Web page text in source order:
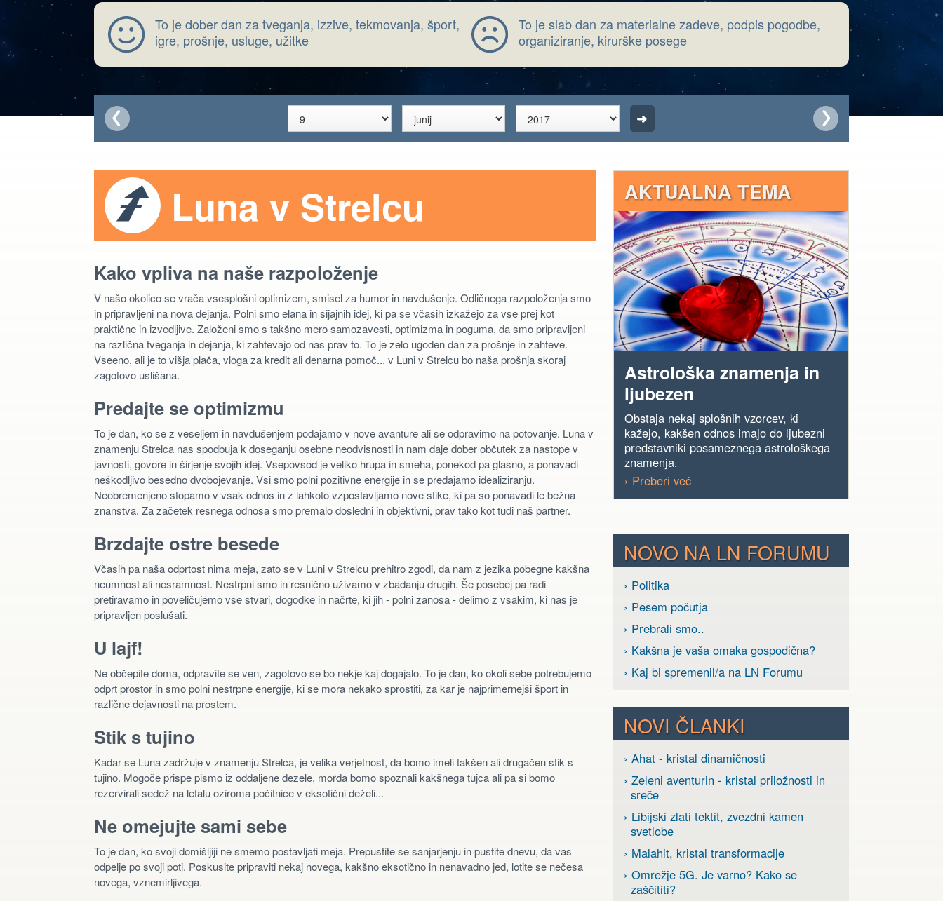
To je dober dan za tveganja, izzive, tekmovanja, šport,
igre, prošnje, usluge, užitke
To je slab dan za materialne zadeve, podpis pogodbe,
organiziranje, kirurške posege
Luna v Strelcu
Kako vpliva na naše razpoloženje
V našo okolico se vrača vsesplošni optimizem, smisel za humor in navdušenje. Odličnega razpoloženja smo
in pripravljeni na nova dejanja. Polni smo elana in sijajnih idej, ki pa se včasih izkažejo za vse prej kot
praktične in izvedljive. Založeni smo s takšno mero samozavesti, optimizma in poguma, da smo pripravljeni
na različna tveganja in dejanja, ki zahtevajo od nas prav to. To je zelo ugoden dan za prošnje in zahteve.
Vseeno, ali je to višja plača, vloga za kredit ali denarna pomoč... v Luni v Strelcu bo naša prošnja skoraj
zagotovo uslišana.
Predajte se optimizmu
To je dan, ko se z veseljem in navdušenjem podajamo v nove avanture ali se odpravimo na potovanje. Luna v
znamenju Strelca nas spodbuja k doseganju osebne neodvisnosti in nam daje dober občutek za nastope v
javnosti, govore in širjenje svojih idej. Vsepovsod je veliko hrupa in smeha, ponekod pa glasno, a ponavadi
neškodljivo besedno dvobojevanje. Vsi smo polni pozitivne energije in se predajamo idealiziranju.
Neobremenjeno stopamo v vsak odnos in z lahkoto vzpostavljamo nove stike, ki pa so ponavadi le bežna
znanstva. Za začetek resnega odnosa smo premalo dosledni in objektivni, prav tako kot tudi naš partner.
Brzdajte ostre besede
Včasih pa naša odprtost nima meja, zato se v Luni v Strelcu prehitro zgodi, da nam z jezika pobegne kakšna
neumnost ali nesramnost. Nestrpni smo in resnično uživamo v zbadanju drugih. Še posebej pa radi
pretiravamo in poveličujemo vse stvari, dogodke in načrte, ki jih - polni zanosa - delimo z vsakim, ki nas je
pripravljen poslušati.
U lajf!
Ne občepite doma, odpravite se ven, zagotovo se bo nekje kaj dogajalo. To je dan, ko okoli sebe potrebujemo
odprt prostor in smo polni nestrpne energije, ki se mora nekako sprostiti, za kar je najprimernejši šport in
različne dejavnosti na prostem.
Stik s tujino
Kadar se Luna zadržuje v znamenju Strelca, je velika verjetnost, da bomo imeli takšen ali drugačen stik s
tujino. Mogoče prispe pismo iz oddaljene dezele, morda bomo spoznali kakšnega tujca ali pa si bomo
rezervirali sedež na letalu oziroma počitnice v eksotični deželi...
Ne omejujte sami sebe
To je dan, ko svoji domišljiji ne smemo postavljati meja. Prepustite se sanjarjenju in pustite dnevu, da vas
odpelje po svoji poti. Poskusite pripraviti nekaj novega, kakšno eksotično in nenavadno jed, lotite se nečesa
novega, vznemirljivega.
AKTUALNA TEMA
Astrološka znamenja in
ljubezen
Obstaja nekaj splošnih vzorcev, ki
kažejo, kakšen odnos imajo do ljubezni
predstavniki posameznega astrološkega
znamenja.
› Preberi več
NOVO NA LN FORUMU
› Politika
› Pesem počutja
› Prebrali smo..
› Kakšna je vaša omaka gospodična?
› Kaj bi spremenil/a na LN Forumu
NOVI ČLANKI
› Ahat - kristal dinamičnosti
› Zeleni aventurin - kristal priložnosti in
sreče
› Libijski zlati tektit, zvezdni kamen
svetlobe
› Malahit, kristal transformacije
› Omrežje 5G. Je varno? Kako se
zaščititi?